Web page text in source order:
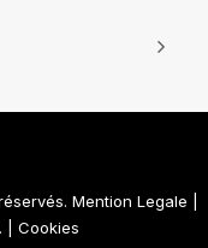
Mention Legale
Cookies